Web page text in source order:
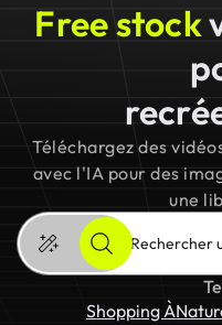
Free stock
Téléchargez des
avec l'IA pour des
une
Shopping À